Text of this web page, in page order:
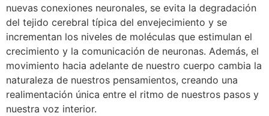
nuevas conexiones neuronales, se evita la degradación
del tejido cerebral típica del envejecimiento y se
incrementan los niveles de moléculas que estimulan el
crecimiento y la comunicación de neuronas. Además, el
movimiento hacia adelante de nuestro cuerpo cambia la
naturaleza de nuestros pensamientos, creando una
realimentación única entre el ritmo de nuestros pasos y
nuestra voz interior.